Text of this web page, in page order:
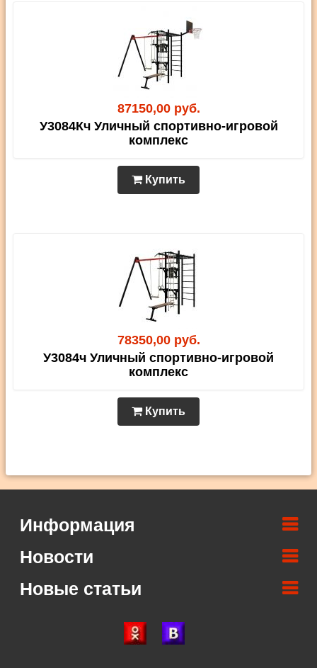
87150,00 руб.
У3084Кч Уличный спортивно-игровой
комплекс
Купить
78350,00 руб.
У3084ч Уличный спортивно-игровой
комплекс
Купить
Информация
Новости
Новые статьи